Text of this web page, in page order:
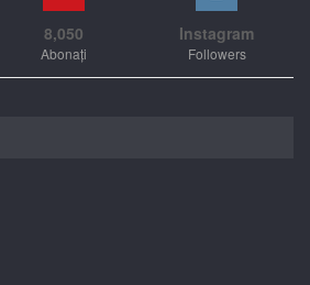
8,050
Abonați
Instagram
Followers